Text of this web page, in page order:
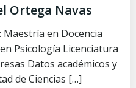
Ortega Navas
Maestría en Docencia
Psicología Licenciatura
Datos académicos y
de Ciencias […]